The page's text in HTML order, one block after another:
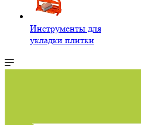
Инструменты для
укладки плитки